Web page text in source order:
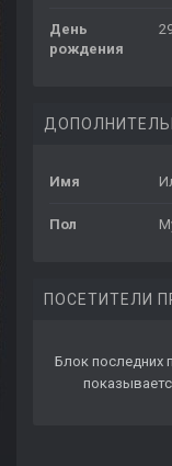
День
рождения
Имя
Пол
ПОСЕТИТЕЛИ
Блок последних